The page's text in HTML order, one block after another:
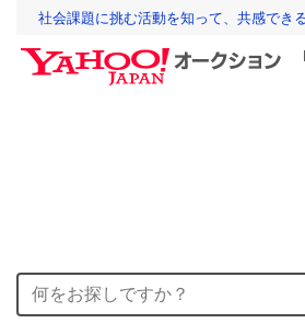
社会課題に挑む活動を知って、共感でき